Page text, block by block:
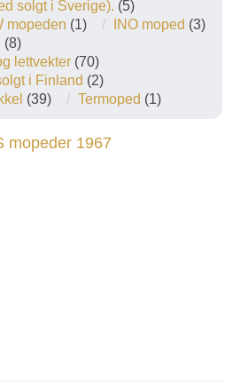
solgt i Sverige). (5)
mopeden (1) INO moped (3)
(8)
lettvekter(70)
i Finland (2)
(39) Termoped (1)
mopeder 1967